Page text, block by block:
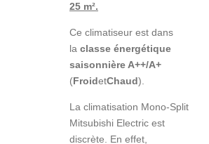
25 m².
Ce climatiseur est dans
la classe énergétique
saisonnière A++/A+
(FroidetChaud).
La climatisation Mono-Split
Mitsubishi Electric est
discrète. En effet,